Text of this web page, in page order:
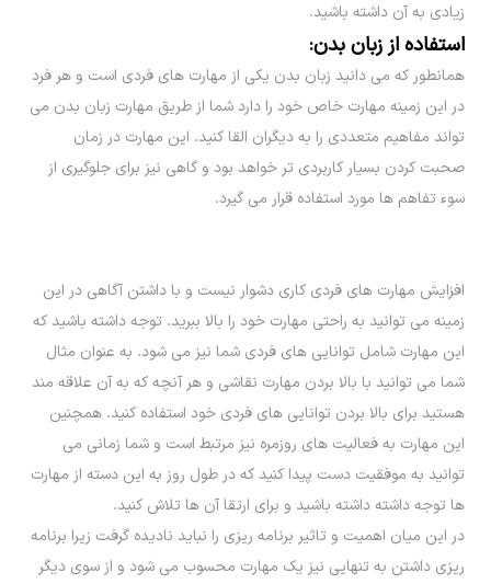
زیادی به آن داشته باشید.
استفاده از زبان بدن:
همانطور که می دانید زبان بدن یکی از مهارت های فردی است و هر فرد
در این زمینه مهارت خاص خود را دارد شما از طریق مهارت زبان بدن می
تواند مفاهیم متعددی را به دیگران القا کنید. این مهارت در زمان
صحبت کردن بسیار کاربردی تر خواهد بود و گاهی نیز برای جلوگیری از
سوء تفاهم ها مورد استفاده قرار می گیرد.
افزایش مهارت های فردی کاری دشوار نیست و با داشتن آگاهی در این
زمینه می توانید به راحتی مهارت خود را بالا ببرید. توجه داشته باشید که
این مهارت شامل توانایی های فردی شما نیز می شود. به عنوان مثال
شما می توانید با بالا بردن مهارت نقاشی و هر آنچه که به آن علاقه مند
هستید برای بالا بردن توانایی های فردی خود استفاده کنید. همچنین
این مهارت به فعالیت های روزمره نیز مرتبط است و شما زمانی می
توانید به موفقیت دست پیدا کنید که در طول روز به این دسته از مهارت
ها توجه داشته داشته باشید و برای ارتقا آن ها تلاش کنید.
در این میان اهمیت و تاثیر برنامه ریزی را نباید نادیده گرفت زیرا برنامه
ریزی داشتن به تنهایی نیز یک مهارت محسوب می شود و از سوی دیگر